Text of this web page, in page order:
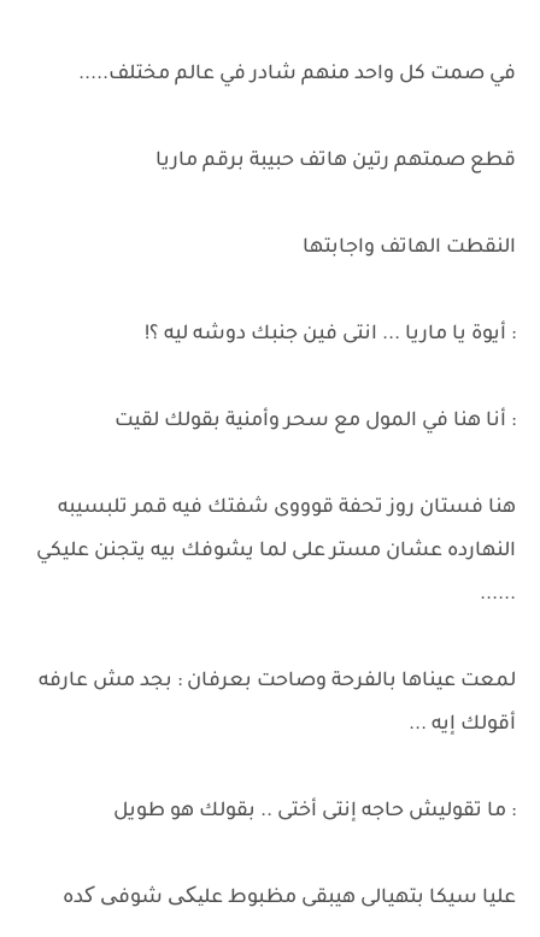
في صمت كل واحد منهم شادر في عالم مختلف.....
قطع صمتهم رتين هاتف حبيبة برقم ماريا
النقطت الهاتف واجابتها
: أيوة يا ماريا ... انتى فين جنبك دوشه ليه ؟!
: أنا هنا في المول مع سحر وأمنية بقولك لقيت
هنا فستان روز تحفة قوووى شفتك فيه قمر تلبسيبه
النهارده عشان مستر على لما يشوفك بيه يتجنن عليكي
......
لمعت عيناها بالفرحة وصاحت بعرفان : بجد مش عارفه
أقولك إيه ...
: ما تقوليش حاجه إنتى أختى .. بقولك هو طويل
عليا سيكا بتهيالى هيبقى مظبوط علیکی شوفی کده